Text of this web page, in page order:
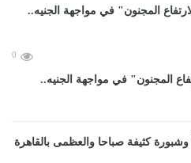
0
المجنون" في مواجهة الجنيه..